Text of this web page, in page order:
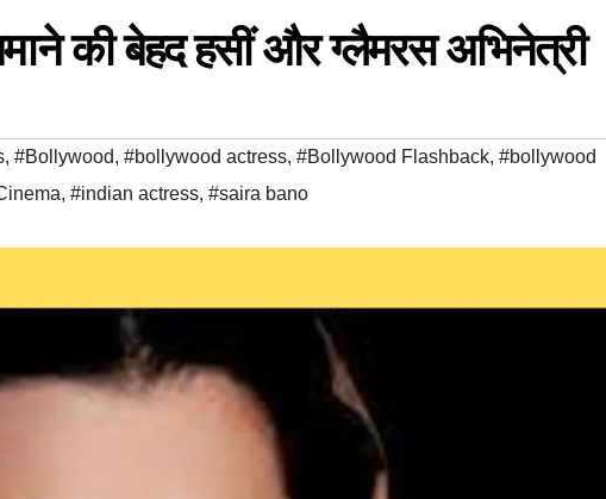
की बेहद हसीं और ग्लैमरस अभिनेत्री
, #Bollywood, #bollywood actress, #Bollywood Flashback, #bollywood
, #indian actress, #saira bano